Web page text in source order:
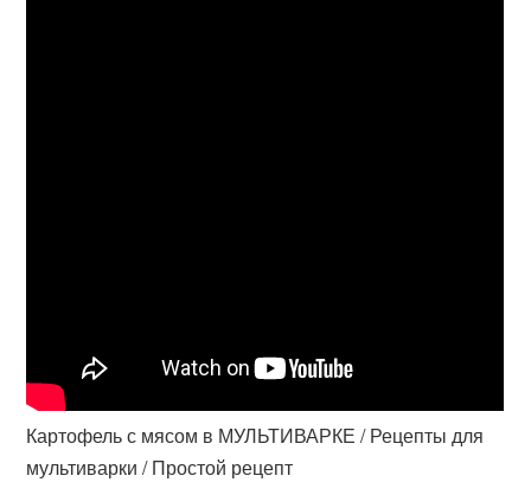
Картофель с мясом в МУЛЬТИВАРКЕ / Рецепты для
мультиварки / Простой рецепт